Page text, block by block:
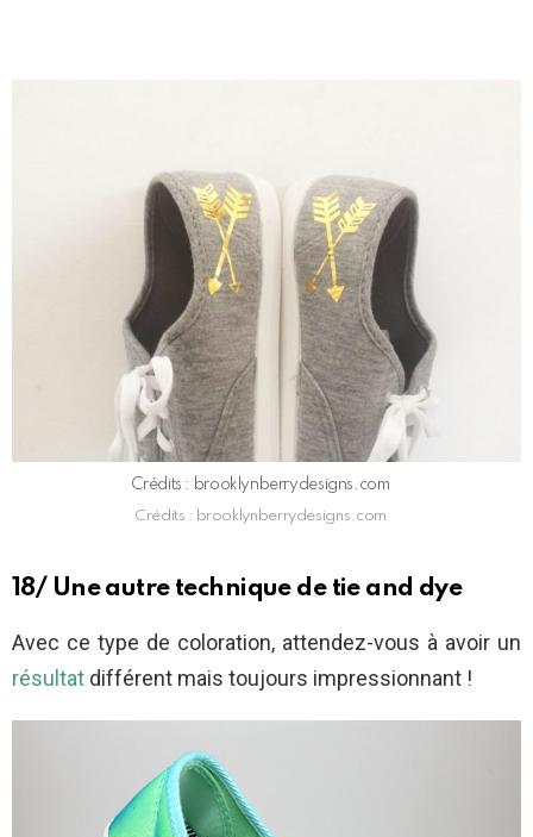
Crédits : brooklynberrydesigns.com
Crédits : brooklynberrydesigns.com
18/ Une autre technique de tie and dye
Avec ce type de coloration, attendez-vous à avoir un
résultat différent mais toujours impressionnant !